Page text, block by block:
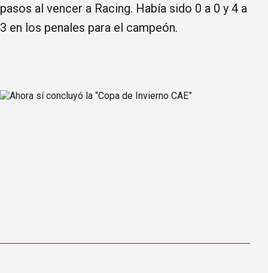
pasos al vencer a Racing. Había sido 0 a 0 y 4 a
3 en los penales para el campeón.